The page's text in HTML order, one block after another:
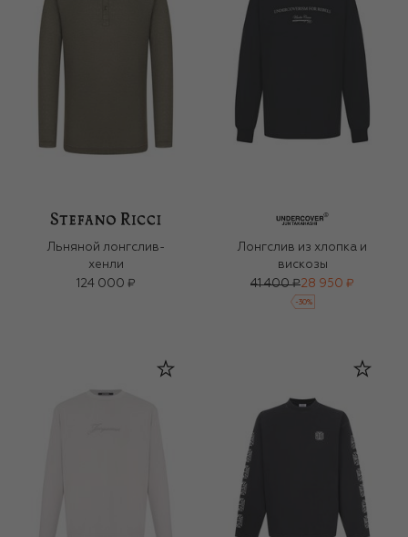
Льняной лонгслив-
хенли
124 000 ₽
Лонгслив из хлопка и
вискозы
41 400 ₽28 950 ₽
-30%